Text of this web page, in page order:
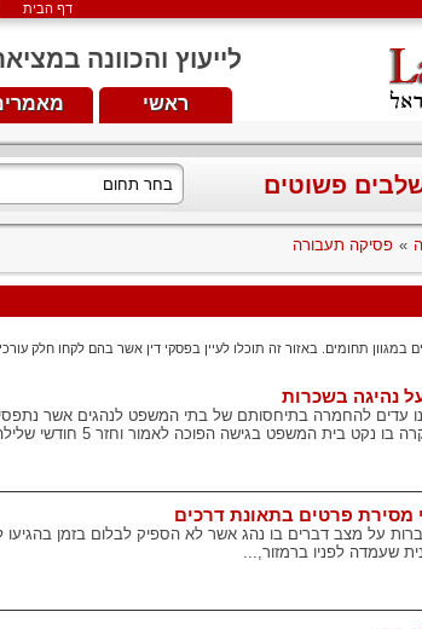
דף הבית
לייעוץ והכוונה במציאת
ראשי
פשוטים
» פסיקה תעבורה
במגוון תחומים. באזור זה תוכלו לעיין בפסקי דין אשר בהם לקחו חלק
נהיגה בשכרות
עדים להחמרה בתיחסותם של בתי המשפט לנהגים אשר
בית המשפט בגישה הפוכה לאמור וחזר 5 חודשי שלילה בלבד:...
מסירת פרטים בתאונת דרכים
על מצב דברים בו נהג אשר לא הספיק לבלום בזמן
שעמדה לפניו ברמזור,...